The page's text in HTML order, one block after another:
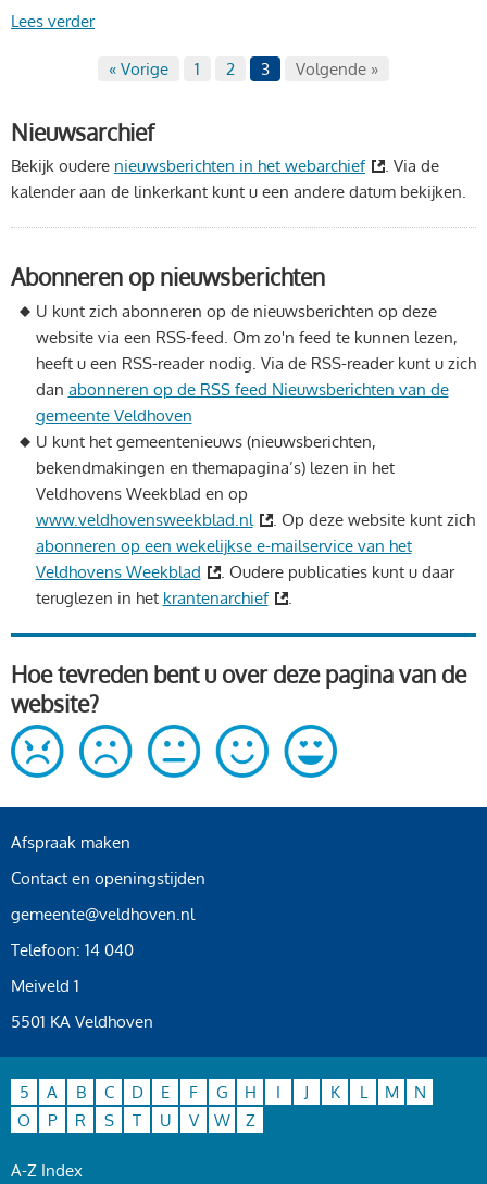
Lees verder
« Vorige 1 2 3 Volgende »
Nieuwsarchief
Bekijk oudere nieuwsberichten in het webarchief
. Via de
kalender aan de linkerkant kunt u een andere datum bekijken.
Abonneren op nieuwsberichten
U kunt zich abonneren op de nieuwsberichten op deze
website via een RSS-feed. Om zo'n feed te kunnen lezen,
heeft u een RSS-reader nodig. Via de RSS-reader kunt u zich
dan abonneren op de RSS feed Nieuwsberichten van de
gemeente Veldhoven
U kunt het gemeentenieuws (nieuwsberichten,
bekendmakingen en themapagina’s) lezen in het
Veldhovens Weekblad en op
www.veldhovensweekblad.nl
. Op deze website kunt zich
abonneren op een wekelijkse e-mailservice van het
Veldhovens Weekblad
. Oudere publicaties kunt u daar
teruglezen in het krantenarchief .
Hoe tevreden bent u over deze pagina van de
website?
Afspraak maken
Contact en openingstijden
gemeente@veldhoven.nl
Telefoon: 14 040
Meiveld 1
5501 KA Veldhoven
5 A B C D E F G H I J K L M
N
O
P R S T U V W Z
A-Z Index